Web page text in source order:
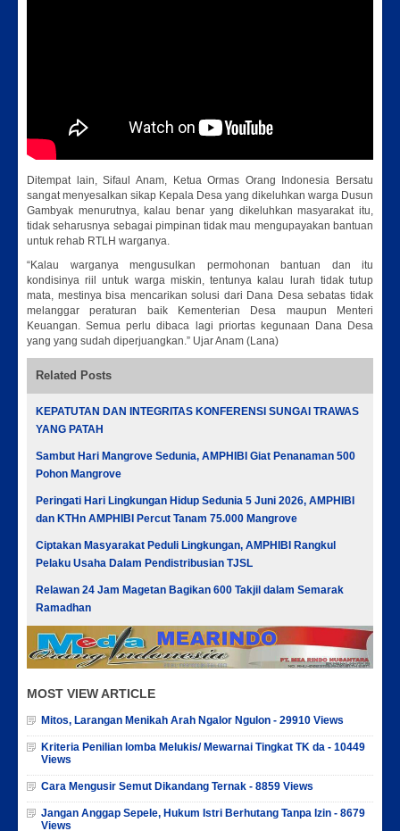
Ditempat lain, Sifaul Anam, Ketua Ormas Orang Indonesia Bersatu
sangat menyesalkan sikap Kepala Desa yang dikeluhkan warga Dusun
Gambyak menurutnya, kalau benar yang dikeluhkan masyarakat itu,
tidak seharusnya sebagai pimpinan tidak mau mengupayakan bantuan
untuk rehab RTLH warganya.
“Kalau warganya mengusulkan permohonan bantuan dan itu
kondisinya riil untuk warga miskin, tentunya kalau lurah tidak tutup
mata, mestinya bisa mencarikan solusi dari Dana Desa sebatas tidak
melanggar peraturan baik Kementerian Desa maupun Menteri
Keuangan. Semua perlu dibaca lagi priortas kegunaan Dana Desa
yang yang sudah diperjuangkan.” Ujar Anam (Lana)
Related Posts
KEPATUTAN DAN INTEGRITAS KONFERENSI SUNGAI TRAWAS
YANG PATAH
Sambut Hari Mangrove Sedunia, AMPHIBI Giat Penanaman 500
Pohon Mangrove
Peringati Hari Lingkungan Hidup Sedunia 5 Juni 2026, AMPHIBI
dan KTHn AMPHIBI Percut Tanam 75.000 Mangrove
Ciptakan Masyarakat Peduli Lingkungan, AMPHIBI Rangkul
Pelaku Usaha Dalam Pendistribusian TJSL
Relawan 24 Jam Magetan Bagikan 600 Takjil dalam Semarak
Ramadhan
MOST VIEW ARTICLE
Mitos, Larangan Menikah Arah Ngalor Ngulon - 29910 Views
Kriteria Penilian lomba Melukis/ Mewarnai Tingkat TK da - 10449
Views
Cara Mengusir Semut Dikandang Ternak - 8859 Views
Jangan Anggap Sepele, Hukum Istri Berhutang Tanpa Izin - 8679
Views